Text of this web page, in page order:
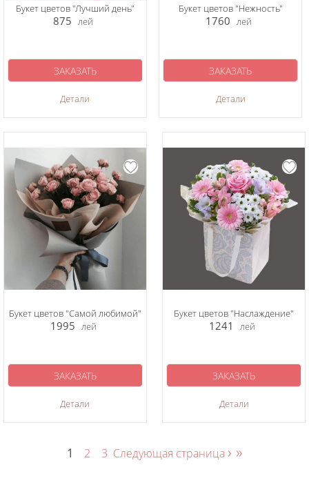
Букет цветов "Лучший день"
875 лей
Детали
ЗАКАЗАТЬ
Букет цветов "Нежность"
1760 лей
Детали
ЗАКАЗАТЬ
Букет цветов "Самой любимой"
1995 лей
Детали
ЗАКАЗАТЬ
Букет цветов "Наслаждение"
1241 лей
Детали
ЗАКАЗАТЬ
1 2 3 Следующая страница › »